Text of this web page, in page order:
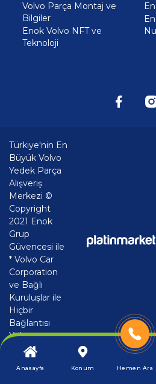
Anasayfa Konum Hemen Ara
Volvo Parça Montaj ve
Bilgiler
Enok Volvo NFT ve
Teknoloji
Türkiye'nin En
Büyük Volvo
Yedek Parça
Alışveriş
Merkezi ©
Copyright
2021 Enok
Grup
Güvencesi ile
* Volvo Car
Corporation
ve Bağlı
Kuruluşlar ile
Hiçbir
Bağlantısı
Yoktur
PlatinMarket® E-Ticaret